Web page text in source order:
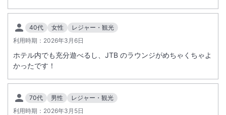
40代 女性
レジャー・観光
利用時期： 2026年3月6日
ホテル内でも充分遊べるし、JTB のラウンジがめちゃくちゃよ
かったです！
70代 男性
レジャー・観光
利用時期： 2026年3月5日